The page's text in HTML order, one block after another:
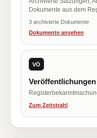
Dokumente aus dem
3 archivierte Dokumente
Dokumente ansehen
VÖ
Veröffentlichungen
Zum Zeitstrahl